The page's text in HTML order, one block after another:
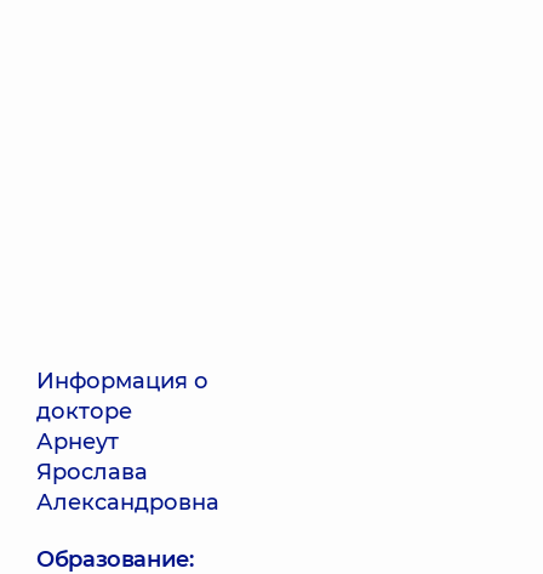
Информация о
докторе
Арнеут
Ярослава
Александровна
Образование: